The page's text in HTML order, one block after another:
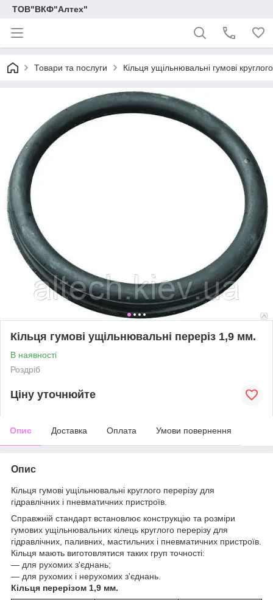
ТОВ"ВКФ"Алтех"
Товари та послуги Кільця ущільнювальні гумові
Кільця гумові ущільнювальні переріз 1,9 мм.
В наявності
Роздріб
Ціну уточнюйте
Опис Доставка Оплата Умови повернення
Опис
Кільця гумові ущільнювальні круглого перерізу для
гідравлічних і пневматичних пристроїв.
Справжній стандарт встановлює конструкцію та розміри
гумових ущільнювальних кілець круглого перерізу для
гідравлічних, паливних, мастильних і пневматичних пристроїв.
Кільця мають виготовлятися таких груп точності:
— для рухомих з'єднань;
— для рухомих і нерухомих з'єднань.
Кільця перерізом 1,9 мм.